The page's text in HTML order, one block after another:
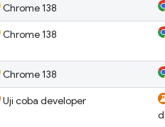
Chrome 138
Chrome 138
Chrome 138
Uji coba developer